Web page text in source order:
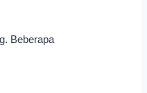
Beberapa